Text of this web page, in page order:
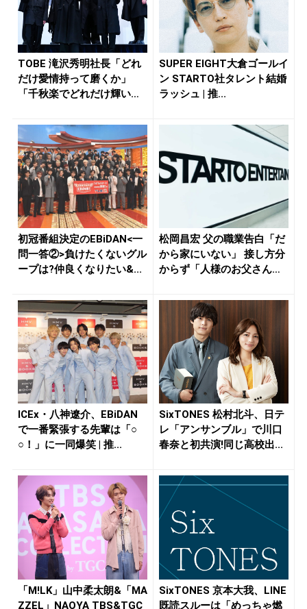
TOBE 滝沢秀明社長「どれ
だけ愛情持って磨くか」
「千秋楽でどれだけ輝いたI
SUPER EIGHT大倉ゴールイ
ン STARTO社タレント結婚
ラッシュ | 推...
初冠番組決定のEBiDAN<一
問一答②>負けたくないグル
ープは?仲良くなりたい&...
松岡昌宏 父の職業告白「だ
から家にいない」 接し方分
からず「人様のお父さんが
ICEx・八神遼介、EBiDAN
で一番緊張する先輩は「○
○！」に一同爆笑 | 推...
SixTONES 松村北斗、日テ
レ「アンサンブル」で川口
春奈と初共演!同じ高校出...
「M!LK」山中柔太朗&「MA
ZZEL」NAOYA TBS&TGC
SixTONES 京本大我、LINE
既読スルーは「めっちゃ燃